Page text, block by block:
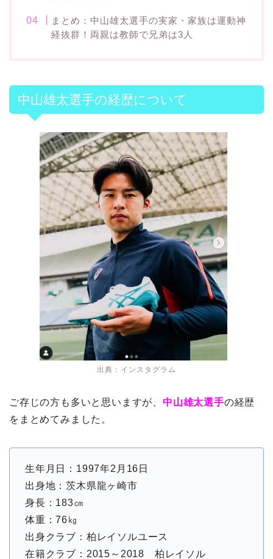
まとめ：中山雄太選手の実家・家族は運動神
経抜群！両親は教師で兄弟は3人
中山雄太選手の経歴について
出典：インスタグラム
ご存じの方も多いと思いますが、中山雄太選手の経歴
をまとめてみました。
生年月日：1997年2月16日
出身地：茨木県龍ヶ崎市
身長：183㎝
体重：76㎏
出身クラブ：柏レイソルユース
在籍クラブ：2015～2018 柏レイソル